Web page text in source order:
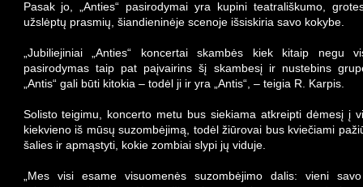
Pasak jo, „Anties“ pasirodymai yra kupini teatrališkumo,
užslėptų prasmių, šiandieninėje scenoje išsiskiria savo kokybe.
„Jubiliejiniai „Anties“ koncertai skambės kiek kitaip negu
pasirodymas taip pat paįvairins šį skambesį ir nustebins
„Antis“ gali būti kitokia – todėl ji ir yra „Antis“, – teigia R. Karpis.
Solisto teigimu, koncerto metu bus siekiama atkreipti dėmesį į
kiekvieno iš mūsų suzombėjimą, todėl žiūrovai bus kviečiami
šalies ir apmąstyti, kokie zombiai slypi jų viduje.
„Mes visi esame visuomenės suzombėjimo dalis: vieni